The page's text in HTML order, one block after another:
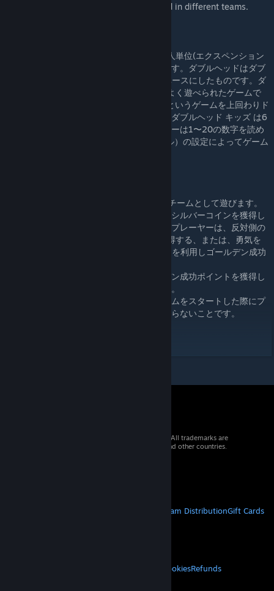
round of the game is played differently and in different teams.
ダブルヘッド キッズ(Doublehead Kids)は4人単位(エクスペンション
ゲームは6人が遊べる)で遊ぶカードゲームです。ダブルヘッドはダブ
ルコップ(Doppelkopf)という家庭ゲームをベースにしたものです。ダ
ブルコップというのは1895年からドイツでよく遊べられたゲームで
あり、様々な形式があります。現在、SKATというゲームを上回わりド
イツで一番人気のあるゲームになりました。ダブルヘッド キッズ は6
歳以上の子供達を対象とします。（プレーヤーは1〜20の数字を読め
る必要性があります。）成功ポイント(ゴール）の設定によってゲーム
プレーヤーは決闘カードを置き、2つの交互チームとして遊びます。
各プレーヤーは巧みに各自のカードを利用しシルバーコインを獲得し
ます。一番多くのシルバーコインを獲得したプレーヤーは、反対側の
プレーヤーの「フォックスfoxesカード」獲得する、または、勇気を
持って各自の「カルヒェンKarlchen」カードを利用しゴールデン成功
一番目にあらかじめ設定しておいたゴールデン成功ポイントを獲得し
たのプレーヤーはゲームの成功者になります。
このゲームの特別注目するポイントは、ゲームをスタートした際にプ
レーヤーは誰が自分のチームメンバーかを知らないことです。
© 2026 Valve Corporation. All rights reserved. All trademarks are
property of their respective owners in the US and other countries.
Steam DistributionGift Cards
CookiesRefunds